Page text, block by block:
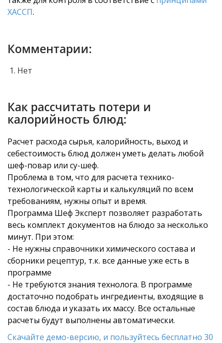
ХАССП.
Комментарии:
Нет
Как рассчитать потери и
калорийность блюд:
Расчет расхода сырья, калорийность, выход и
себестоимость блюд должен уметь делать любой
шеф-повар или су-шеф.
Проблема в том, что для расчета технико-
технологической карты и калькуляций по всем
требованиям, нужны опыт и время.
Программа Шеф Эксперт позволяет разработать
весь комплект документов на блюдо за несколько
минут. При этом:
- Не нужны справочники химического состава и
сборники рецептур, т.к. все данные уже есть в
программе
- Не требуются знания технолога. В программе
достаточно подобрать ингредиенты, входящие в
состав блюда и указать их массу. Все остальные
расчеты будут выполнены автоматически.
Скачайте демо-версию, и пользуйтесь бесплатно 30